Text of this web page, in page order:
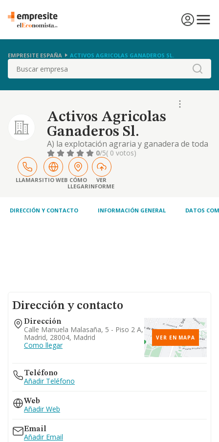
EMPRESITE ESPAÑA ACTIVOS AGRICOLAS GANADEROS SL.
Buscar
Activos Agricolas
Ganaderos Sl.
A) la explotación agraria y ganadera de toda
clase de fincas rústicas, ya sean propias o
arrendadas. la compra, venta y cebadero de
ganado. b) la compra, venta, arrendamiento
y promoción de toda clase de fincas rústicas
o urbanas, así como su explotación en
0/5( 0 votos)
LLAMARSITIO WEB CÓMO
LLEGAR
VER
INFORME
DIRECCIÓN Y CONTACTO INFORMACIÓN GENERAL DATOS
Dirección y contacto
Dirección
Calle Manuela Malasaña, 5 - Piso 2 A,
Madrid, 28004, Madrid
Como llegar
VER EN MAPA
Teléfono
Añadir Teléfono
Web
Añadir Web
Email
Añadir Email